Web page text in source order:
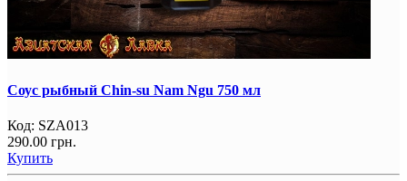
Соус рыбный Chin-su Nam Ngu 750 мл
Код: SZA013
290.00 грн.
Купить